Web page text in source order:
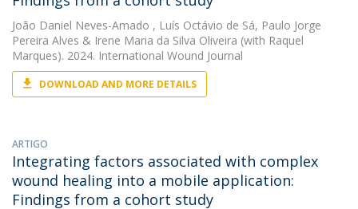
João Daniel Neves-Amado , Luís Octávio de Sá, Paulo Jorge
Pereira Alves & Irene Maria da Silva Oliveira (with Raquel
Marques). 2024. International Wound Journal
DOWNLOAD AND MORE DETAILS
ARTIGO
Integrating factors associated with complex
wound healing into a mobile application:
Findings from a cohort study